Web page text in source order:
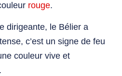
rouge.
dirigeante, le Bélier a
c’est un signe de feu
couleur vive et